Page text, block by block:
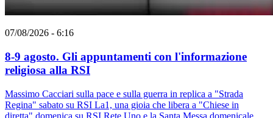
07/08/2026 - 6:16
8-9 agosto. Gli appuntamenti con l'informazione
religiosa alla RSI
Massimo Cacciari sulla pace e sulla guerra in replica a "Strada
Regina" sabato su RSI La1, una gioia che libera a "Chiese in
diretta" domenica su RSI Rete Uno e la Santa Messa domenicale